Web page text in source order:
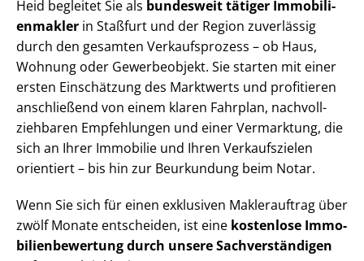
Heid begleitet Sie als bundesweit tätiger Im­mo­bi­li­
en­mak­ler in Staßfurt und der Region zuverlässig
durch den gesamten Verkaufsprozess – ob Haus,
Wohnung oder Gewerbeobjekt. Sie starten mit einer
ersten Einschätzung des Marktwerts und profitieren
anschließend von einem klaren Fahrplan, nach­voll­
zieh­ba­ren Empfehlungen und einer Vermarktung, die
sich an Ihrer Immobilie und Ihren Verkaufszielen
orientiert – bis hin zur Beurkundung beim Notar.
Wenn Sie sich für einen exklusiven Maklerauftrag über
zwölf Monate entscheiden, ist eine kostenlose Im­mo­
bi­li­en­be­wer­tung durch unsere Sach­ver­stän­di­gen